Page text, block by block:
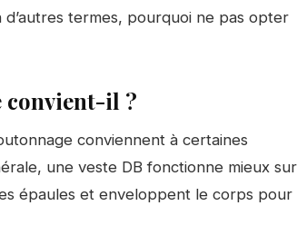
termes, pourquoi ne pas opter
convient-il ?
conviennent à certaines
une veste DB fonctionne mieux sur
épaules et enveloppent le corps pour